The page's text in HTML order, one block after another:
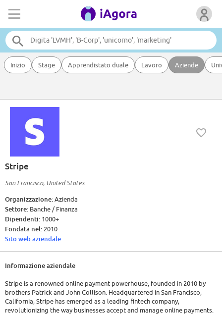
Inizio Stage Apprendistato duale Lavoro Aziende
Stripe
San Francisco, United States
Organizzazione:Azienda
Settore: Banche / Finanza
Dipendenti: 1000+
Fondata nel: 2010
Sito web aziendale
Informazione aziendale
Stripe is a renowned online payment powerhouse, founded in 2010 by
brothers Patrick and John Collison. Headquartered in San Francisco,
California, Stripe has emerged as a leading fintech company,
revolutionizing the way businesses accept and manage online payments.